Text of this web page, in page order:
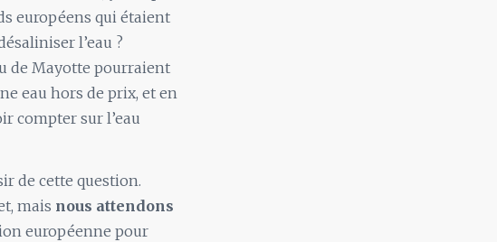
européens qui étaient
l’eau ?
de Mayotte pourraient
eau hors de prix, et en
compter sur l’eau
de cette question.
mais nous attendons
européenne pour